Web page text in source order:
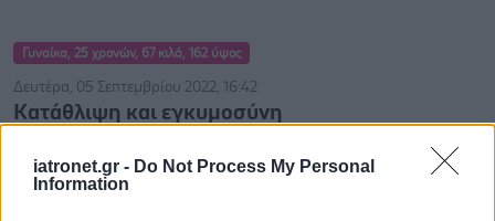
iatronet.gr - Do Not Process My Personal
Information
Γυναίκα, 25 χρονών, 67 κιλά, 162 ύψος
Δευτέρα, 05 Σεπτεμβρίου 2022, 16:42
Κατάθλιψη και εγκυμοσύνη
Εφόσον έχετε φροντίδα από ψυχίατρο και λαμβάνετε ήδη
θεραπεία φαρμακευτική νομίζω πως βρίσκεστε σε κ...